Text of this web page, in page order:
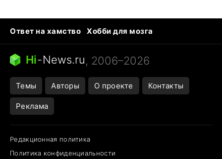
Ответ на хамство
Хобби для мозга
Бензин 100 и 95
Тунцы в океанариуме
Следующая пандемия
Hi-News.ru, 2006–2026
Темы Авторы О проекте Контакты
Реклама
Редакционная политика
Политика конфиденциальности